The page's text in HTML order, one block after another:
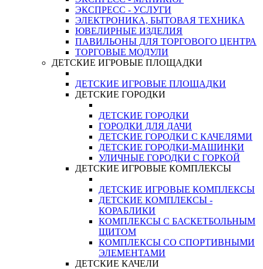
ЭКСПРЕСС - УСЛУГИ
ЭЛЕКТРОНИКА, БЫТОВАЯ ТЕХНИКА
ЮВЕЛИРНЫЕ ИЗДЕЛИЯ
ПАВИЛЬОНЫ ДЛЯ ТОРГОВОГО ЦЕНТРА
ТОРГОВЫЕ МОДУЛИ
ДЕТСКИЕ ИГРОВЫЕ ПЛОЩАДКИ
ДЕТСКИЕ ИГРОВЫЕ ПЛОЩАДКИ
ДЕТСКИЕ ГОРОДКИ
ДЕТСКИЕ ГОРОДКИ
ГОРОДКИ ДЛЯ ДАЧИ
ДЕТСКИЕ ГОРОДКИ С КАЧЕЛЯМИ
ДЕТСКИЕ ГОРОДКИ-МАШИНКИ
УЛИЧНЫЕ ГОРОДКИ С ГОРКОЙ
ДЕТСКИЕ ИГРОВЫЕ КОМПЛЕКСЫ
ДЕТСКИЕ ИГРОВЫЕ КОМПЛЕКСЫ
ДЕТСКИЕ КОМПЛЕКСЫ -
КОРАБЛИКИ
КОМПЛЕКСЫ С БАСКЕТБОЛЬНЫМ
ЩИТОМ
КОМПЛЕКСЫ СО СПОРТИВНЫМИ
ЭЛЕМЕНТАМИ
ДЕТСКИЕ КАЧЕЛИ